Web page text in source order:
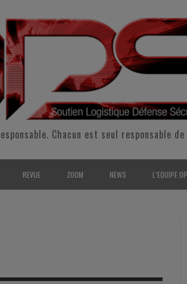
Chacun est seul responsable
REVUE ZOOM
HISTOIRE
NEWS
2012
L’EQUIPE
POUR